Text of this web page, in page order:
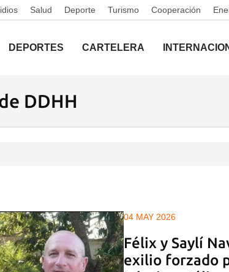
Salud Deporte Turismo Cooperación
DEPORTES CARTELERA
DDHH
04 MAY 2026
Félix y Saylí
exilio forzado